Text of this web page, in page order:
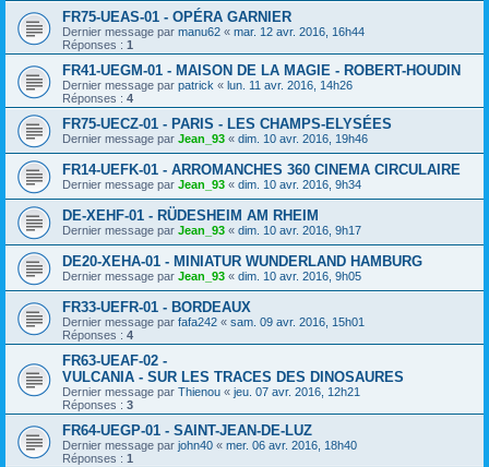
FR75-UEAS-01 - OPÉRA GARNIER
Dernier message par manu62 « mar. 12 avr. 2016, 16h44
Réponses : 1
FR41-UEGM-01 - MAISON DE LA MAGIE - ROBERT-HOUDIN
Dernier message par patrick « lun. 11 avr. 2016, 14h26
Réponses : 4
FR75-UECZ-01 - PARIS - LES CHAMPS-ELYSÉES
Dernier message par Jean_93 « dim. 10 avr. 2016, 19h46
FR14-UEFK-01 - ARROMANCHES 360 CINEMA CIRCULAIRE
Dernier message par Jean_93 « dim. 10 avr. 2016, 9h34
DE-XEHF-01 - RÜDESHEIM AM RHEIM
Dernier message par Jean_93 « dim. 10 avr. 2016, 9h17
DE20-XEHA-01 - MINIATUR WUNDERLAND HAMBURG
Dernier message par Jean_93 « dim. 10 avr. 2016, 9h05
FR33-UEFR-01 - BORDEAUX
Dernier message par fafa242 « sam. 09 avr. 2016, 15h01
Réponses : 4
FR63-UEAF-02 -
VULCANIA - SUR LES TRACES DES DINOSAURES
Dernier message par Thienou « jeu. 07 avr. 2016, 12h21
Réponses : 3
FR64-UEGP-01 - SAINT-JEAN-DE-LUZ
Dernier message par john40 « mer. 06 avr. 2016, 18h40
Réponses : 1